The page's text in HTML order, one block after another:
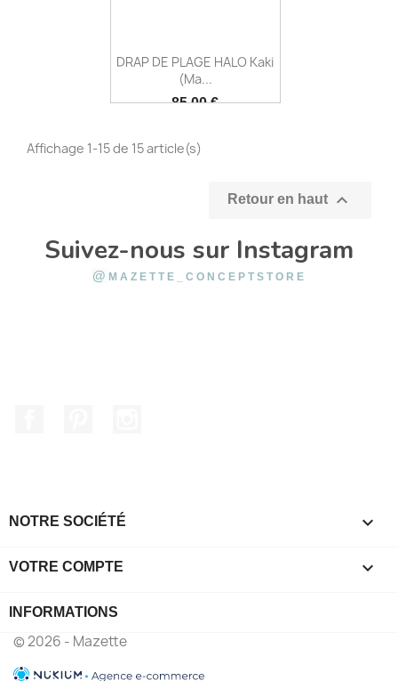
DRAP DE PLAGE HALO Kaki
(Ma...
Prix
85,00 €
Affichage 1-15 de 15 article(s)
Retour en haut 
Suivez-nous sur Instagram
@ MAZETTE_CONCEPTSTORE
NOTRE SOCIÉTÉ 
VOTRE COMPTE 
INFORMATIONS
© 2026 - Mazette